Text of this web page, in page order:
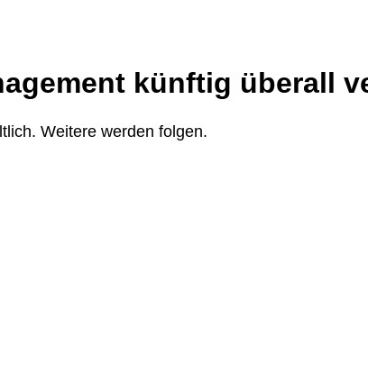
künftig überall
Weitere werden folgen.